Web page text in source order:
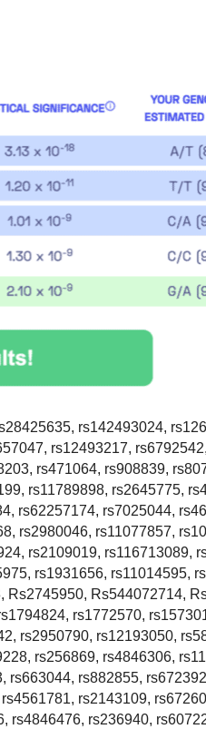
rs142493024,
rs12493217, rs6792542,
rs471064, rs908839,
rs11789898, rs2645775,
rs62257174, rs7025044,
rs2980046, rs11077857,
rs2109019, rs116713089,
rs1931656, rs11014595,
Rs544072714,
rs1772570,
rs2950790, rs12193050,
rs256869, rs4846306,
rs663044, rs882855,
rs2143109,
rs4846476, rs236940,